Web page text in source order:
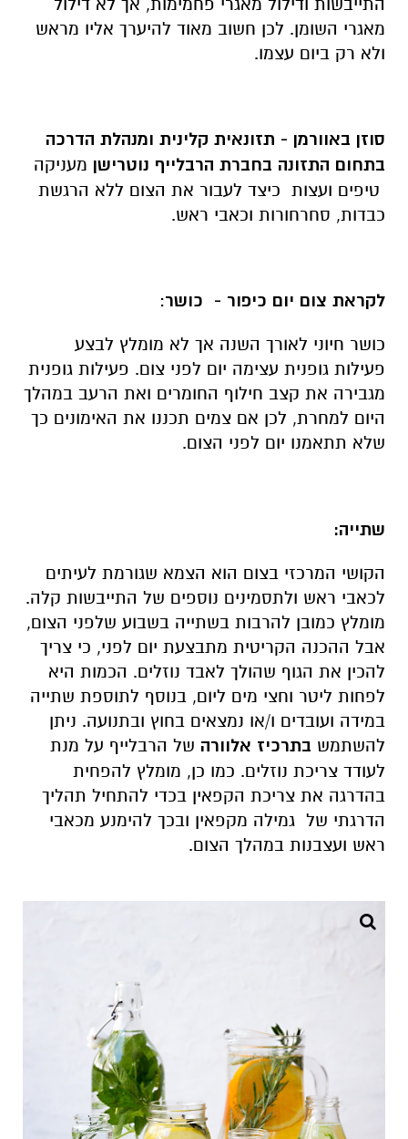
מאגרי השומן. לכן חשוב מאוד להיערך אליו מראש
ולא רק ביום עצמו.
סוזן באוורמן - תזונאית קלינית ומנהלת הדרכה
בתחום התזונה בחברת הרבלייף נוטרישן מעניקה
טיפים ועצות כיצד לעבור את הצום ללא הרגשת
כבדות, סחרחורות וכאבי ראש.
לקראת צום יום כיפור - כושר:
כושר חיוני לאורך השנה אך לא מומלץ לבצע
פעילות גופנית עצימה יום לפני צום. פעילות גופנית
מגבירה את קצב חילוף החומרים ואת הרעב במהלך
היום למחרת, לכן אם צמים תכננו את האימונים כך
שלא תתאמנו יום לפני הצום.
שתייה:
הקושי המרכזי בצום הוא הצמא שגורמת לעיתים
לכאבי ראש ולתסמינים נוספים של התייבשות קלה.
מומלץ כמובן להרבות בשתייה בשבוע שלפני הצום,
אבל ההכנה הקריטית מתבצעת יום לפני, כי צריך
להכין את הגוף שהולך לאבד נוזלים. הכמות היא
לפחות ליטר וחצי מים ליום, בנוסף לתוספת שתייה
במידה ועובדים ו/או נמצאים בחוץ ובתנועה. ניתן
להשתמש בתרכיז אלוורה של הרבלייף על מנת
לעודד צריכת נוזלים. כמו כן, מומלץ להפחית
בהדרגה את צריכת הקפאין בכדי להתחיל תהליך
הדרגתי של גמילה מקפאין ובכך להימנע מכאבי
ראש ועצבנות במהלך הצום.